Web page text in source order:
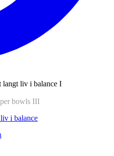
langt liv i balance I
bowls III
i balance